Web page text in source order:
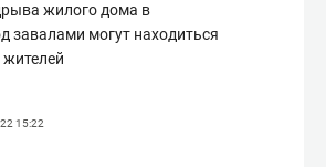
жилого дома в
завалами могут находиться
15:22